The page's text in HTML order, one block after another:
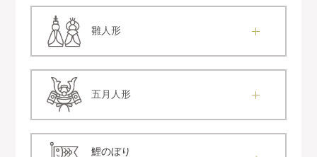
雛人形
五月人形
鯉のぼり